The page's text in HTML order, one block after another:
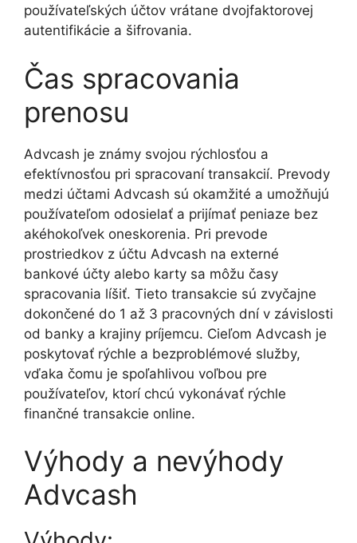
používateľských účtov vrátane dvojfaktorovej
autentifikácie a šifrovania.
Čas spracovania
prenosu
Advcash je známy svojou rýchlosťou a
efektívnosťou pri spracovaní transakcií. Prevody
medzi účtami Advcash sú okamžité a umožňujú
používateľom odosielať a prijímať peniaze bez
akéhokoľvek oneskorenia. Pri prevode
prostriedkov z účtu Advcash na externé
bankové účty alebo karty sa môžu časy
spracovania líšiť. Tieto transakcie sú zvyčajne
dokončené do 1 až 3 pracovných dní v závislosti
od banky a krajiny príjemcu. Cieľom Advcash je
poskytovať rýchle a bezproblémové služby,
vďaka čomu je spoľahlivou voľbou pre
používateľov, ktorí chcú vykonávať rýchle
finančné transakcie online.
Výhody a nevýhody
Advcash